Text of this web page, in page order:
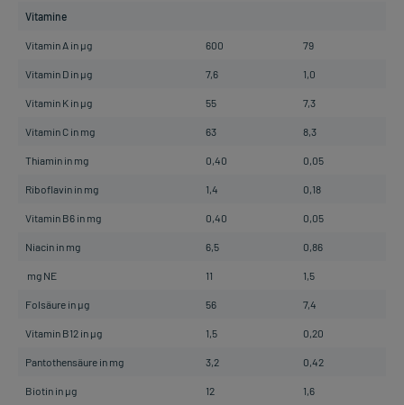
Vitamine
Vitamin A in µg 600 79
Vitamin D in µg 7,6 1,0
Vitamin K in µg 55 7,3
Vitamin C in mg 63 8,3
Thiamin in mg 0,40 0,05
Riboflavin in mg 1,4 0,18
Vitamin B6 in mg 0,40 0,05
Niacin in mg 6,5 0,86
mg NE 11 1,5
Folsäure in µg 56 7,4
Vitamin B12 in µg 1,5 0,20
Pantothensäure in mg 3,2 0,42
Biotin in µg 12 1,6